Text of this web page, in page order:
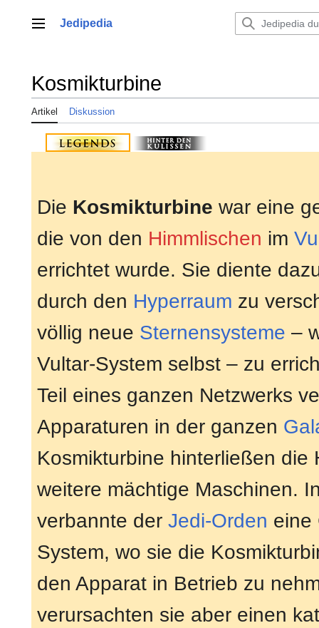
springenHauptmenü
Jedipedia
Kosmikturbine
Artikel Diskussion
Die Kosmikturbine war eine
die von den Himmlischen im
errichtet wurde. Sie diente
durch den Hyperraum zu
völlig neue Sternensysteme –
Vultar-System selbst – zu
Teil eines ganzen Netzwerks
Apparaturen in der ganzen
Kosmikturbine hinterließen
weitere mächtige Maschinen.
verbannte der Jedi-Orden eine
System, wo sie die
den Apparat in Betrieb zu
verursachten sie aber einen